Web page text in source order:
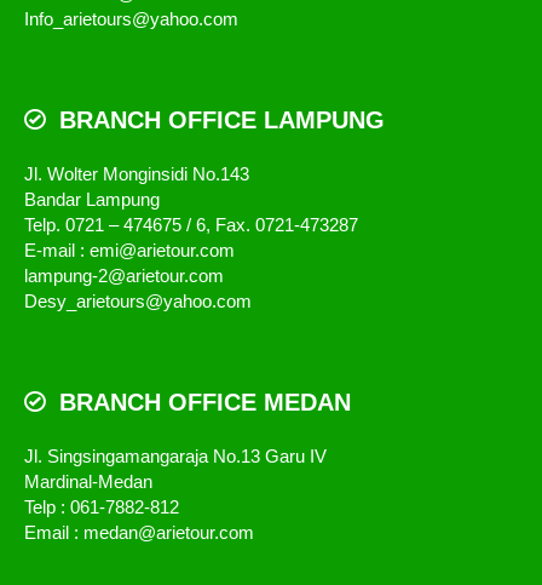
Info_arietours@yahoo.com
BRANCH OFFICE LAMPUNG
Jl. Wolter Monginsidi No.143
Bandar Lampung
Telp. 0721 – 474675 / 6, Fax. 0721-473287
E-mail : emi@arietour.com
lampung-2@arietour.com
Desy_arietours@yahoo.com
BRANCH OFFICE MEDAN
Jl. Singsingamangaraja No.13 Garu IV
Mardinal-Medan
Telp : 061-7882-812
Email : medan@arietour.com